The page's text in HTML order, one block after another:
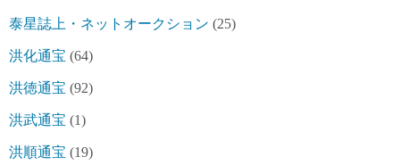
泰星誌上・ネットオークション (25)
洪化通宝 (64)
洪徳通宝 (92)
洪武通宝 (1)
洪順通宝 (19)